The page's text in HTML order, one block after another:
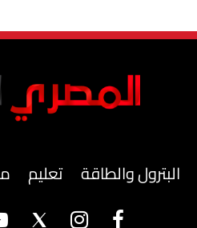
البترول والطاقة تعليم